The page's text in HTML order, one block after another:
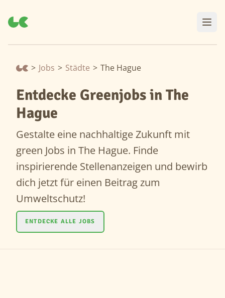
> Jobs > Städte > The Hague
Entdecke Greenjobs in The
Hague
Gestalte eine nachhaltige Zukunft mit
green Jobs in The Hague. Finde
inspirierende Stellenanzeigen und bewirb
dich jetzt für einen Beitrag zum
Umweltschutz!
ENTDECKE ALLE JOBS